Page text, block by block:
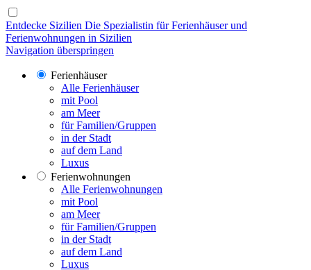
Entdecke Sizilien Die Spezialistin für Ferienhäuser und
Ferienwohnungen in Sizilien
Navigation überspringen
Ferienhäuser
Alle Ferienhäuser
mit Pool
am Meer
für Familien/Gruppen
in der Stadt
auf dem Land
Luxus
Ferienwohnungen
Alle Ferienwohnungen
mit Pool
am Meer
für Familien/Gruppen
in der Stadt
auf dem Land
Luxus